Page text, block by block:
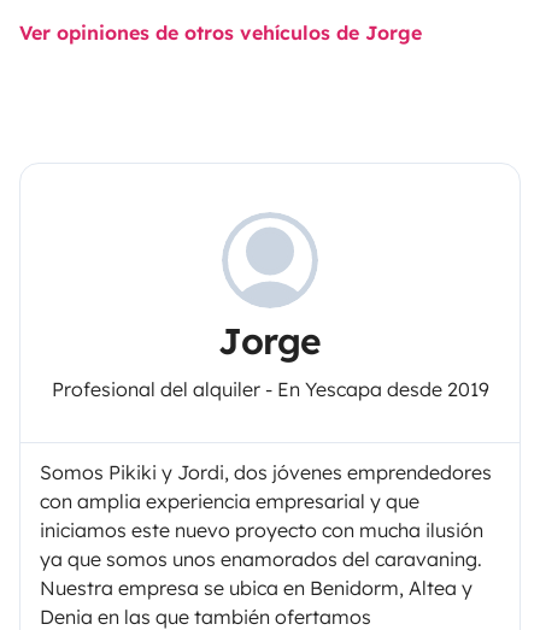
Ver opiniones de otros vehículos de Jorge
Jorge
Profesional del alquiler - En Yescapa desde 2019
Somos Pikiki y Jordi, dos jóvenes emprendedores
con amplia experiencia empresarial y que
iniciamos este nuevo proyecto con mucha ilusión
ya que somos unos enamorados del caravaning.
Nuestra empresa se ubica en Benidorm, Altea y
Denia en las que también ofertamos